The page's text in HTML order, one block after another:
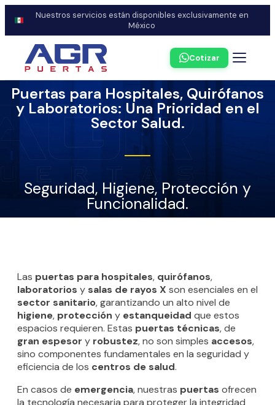
Nuestros servicios están disponibles exclusivamente en
México
Cotizar
Puertas para Hospitales, Quirófanos
y Laboratorios: Una Prioridad en el
Sector Salud.
Seguridad, Higiene, Protección y
Funcionalidad.
Las puertas para hospitales, quirófanos,
laboratorios y salas de rayos X son esenciales en el
sector sanitario, garantizando un alto nivel de
higiene, protección y estanqueidad que estos
espacios requieren. Estas puertas técnicas, de
gran espesor y robustez, no son simples accesos,
sino componentes fundamentales en la seguridad y
eficiencia de los centros de salud.
En casos de emergencia, nuestras puertas ofrecen
la tecnología necesaria para proteger la integridad